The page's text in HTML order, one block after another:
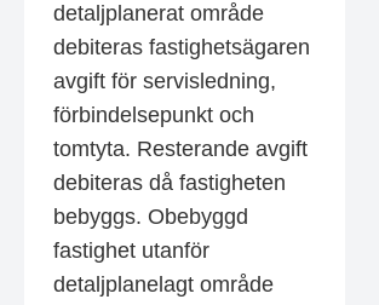
detaljplanerat område
debiteras fastighetsägaren
avgift för servisledning,
förbindelsepunkt och
tomtyta. Resterande avgift
debiteras då fastigheten
bebyggs. Obebyggd
fastighet utanför
detaljplanelagt område